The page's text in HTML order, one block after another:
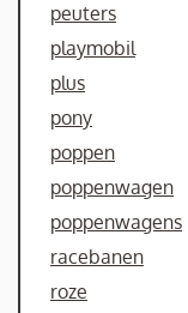
peuters
playmobil
plus
pony
poppen
poppenwagen
poppenwagens
racebanen
roze